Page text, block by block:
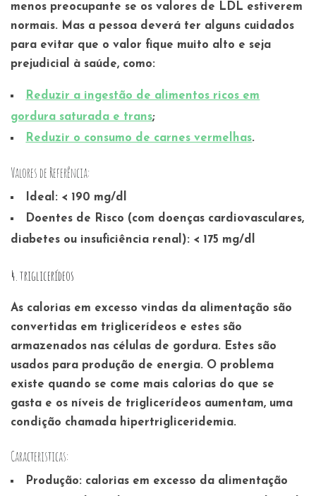
menos preocupante se os valores de LDL estiverem
normais. Mas a pessoa deverá ter alguns cuidados
para evitar que o valor fique muito alto e seja
prejudicial à saúde, como:
Reduzir a ingestão de alimentos ricos em
gordura saturada e trans;
Reduzir o consumo de carnes vermelhas.
Valores de Referência:
Ideal: < 190 mg/dl
Doentes de Risco (com doenças cardiovasculares,
diabetes ou insuficiência renal): < 175 mg/dl
4. triglicerídeos
As calorias em excesso vindas da alimentação são
convertidas em triglicerídeos e estes são
armazenados nas células de gordura. Estes são
usados para produção de energia. O problema
existe quando se come mais calorias do que se
gasta e os níveis de triglicerídeos aumentam, uma
condição chamada hipertrigliceridemia.
Caracteristicas:
Produção: calorias em excesso da alimentação